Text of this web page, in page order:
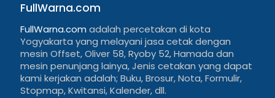
FullWarna.com
FullWarna.com adalah percetakan di kota
Yogyakarta yang melayani jasa cetak dengan
mesin Offset, Oliver 58, Ryoby 52, Hamada dan
mesin penunjang lainya, Jenis cetakan yang dapat
kami kerjakan adalah; Buku, Brosur, Nota, Formulir,
Stopmap, Kwitansi, Kalender, dll.